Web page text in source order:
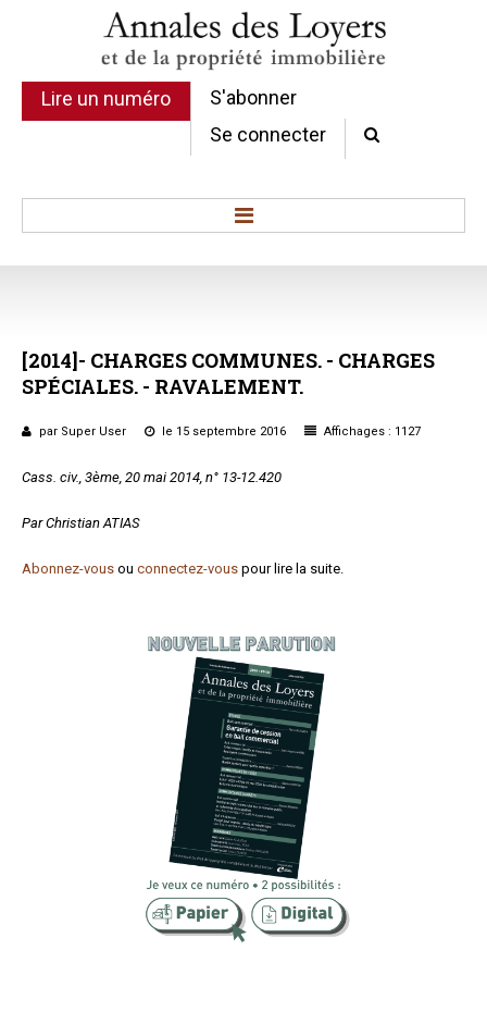
Lire un numéro
S'abonner
Se connecter
Sommaires
Chroniques
Etudes de texte
Conclusions et Rapports
Formez-vous !
[2014]- CHARGES COMMUNES. - CHARGES
SPÉCIALES. - RAVALEMENT.
par Super User le 15 septembre 2016 Affichages : 1127
Cass. civ., 3ème, 20 mai 2014, n° 13-12.420
Par Christian ATIAS
Abonnez-vous ou connectez-vous pour lire la suite.